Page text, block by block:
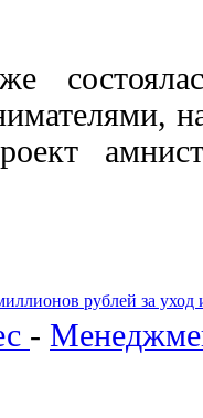
рублей за уход
-